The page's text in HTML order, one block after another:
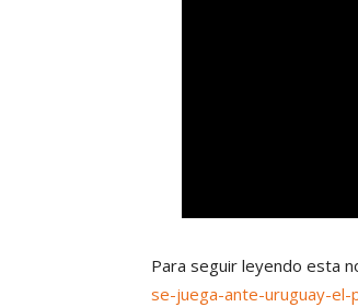
Para seguir leyendo esta
se-juega-ante-uruguay-el-